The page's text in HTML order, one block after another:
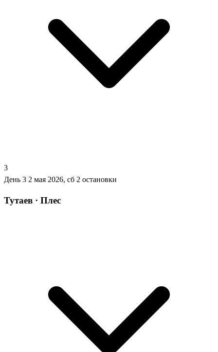
3
День 3 2 мая 2026, сб 2 остановки
Тутаев · Плес